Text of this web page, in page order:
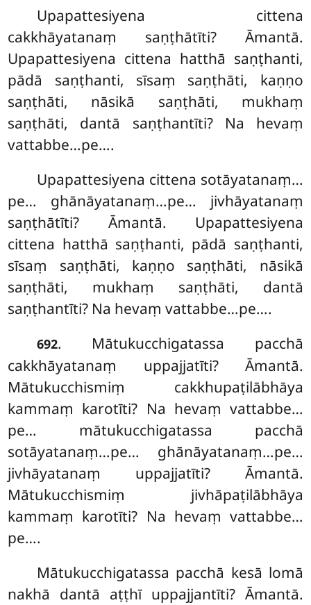
Upapattesiyena cittena
cakkhāyatanaṃ saṇṭhātīti? Āmantā.
Upapattesiyena cittena hatthā saṇṭhanti,
pādā saṇṭhanti, sīsaṃ saṇṭhāti, kaṇṇo
saṇṭhāti, nāsikā saṇṭhāti, mukhaṃ
saṇṭhāti, dantā saṇṭhantīti? Na hevaṃ
vattabbe…pe….
Upapattesiyena cittena sotāyatanaṃ…
pe… ghānāyatanaṃ…pe… jivhāyatanaṃ
saṇṭhātīti? Āmantā. Upapattesiyena
cittena hatthā saṇṭhanti, pādā saṇṭhanti,
sīsaṃ saṇṭhāti, kaṇṇo saṇṭhāti, nāsikā
saṇṭhāti, mukhaṃ saṇṭhāti, dantā
saṇṭhantīti? Na hevaṃ vattabbe…pe….
692. Mātukucchigatassa pacchā
cakkhāyatanaṃ uppajjatīti? Āmantā.
Mātukucchismiṃ cakkhupaṭilābhāya
kammaṃ karotīti? Na hevaṃ vattabbe…
pe… mātukucchigatassa pacchā
sotāyatanaṃ…pe… ghānāyatanaṃ…pe…
jivhāyatanaṃ uppajjatīti? Āmantā.
Mātukucchismiṃ jivhāpaṭilābhāya
kammaṃ karotīti? Na hevaṃ vattabbe…
pe….
Mātukucchigatassa pacchā kesā lomā
nakhā dantā aṭṭhī uppajjantīti? Āmantā.